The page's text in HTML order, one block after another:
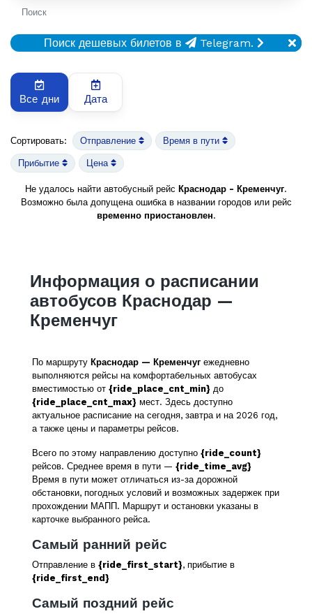
Поиск
Поиск дешевых билетов в Telegram.
Все дни Дата
Сортировать: Отправление Время в пути
Прибытие Цена
Не удалось найти автобусный рейс Краснодар - Кременчуг.
Возможно была допущена ошибка в названии городов или рейс
временно приостановлен.
Информация о расписании
автобусов Краснодар —
Кременчуг
По маршруту Краснодар — Кременчуг ежедневно
выполняются рейсы на комфортабельных автобусах
вместимостью от {ride_place_cnt_min} до
{ride_place_cnt_max} мест. Здесь доступно
актуальное расписание на сегодня, завтра и на 2026 год,
а также цены и параметры рейсов.
Всего по этому направлению доступно {ride_count}
рейсов. Среднее время в пути — {ride_time_avg}
Время в пути может отличаться из-за дорожной
обстановки, погодных условий и возможных задержек при
прохождении МАПП. Маршрут и остановки указаны в
карточке выбранного рейса.
Самый ранний рейс
Отправление в {ride_first_start}, прибытие в
{ride_first_end}
Самый поздний рейс